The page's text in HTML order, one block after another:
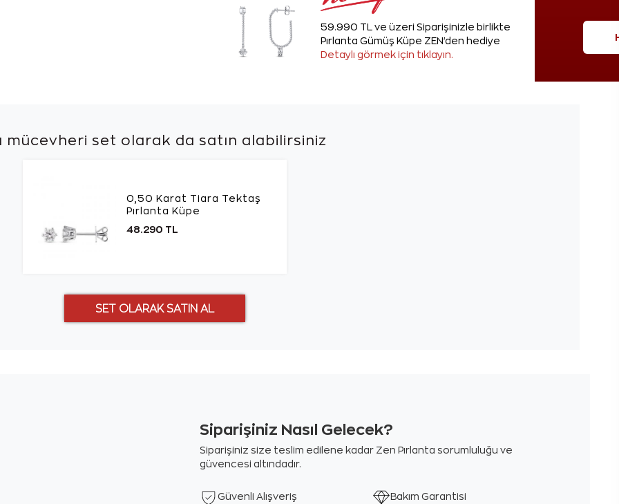
59.990 TL ve üzeri Siparişinizle birlikte
Pırlanta Gümüş Küpe ZEN'den hediye
Detaylı görmek için tıklayın.
mücevheri set olarak da satın alabilirsiniz
0,50 Karat Tiara Tektaş
Pırlanta Küpe
48.290 TL
Siparişiniz Nasıl Gelecek?
Siparişiniz size teslim edilene kadar Zen Pırlanta sorumluluğu ve
güvencesi altındadır.
Güvenli Alışveriş Bakım Garantisi